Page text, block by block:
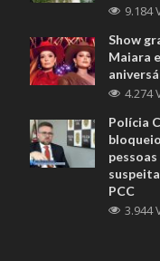
9.184
Show
Maiara
4.274
Polícia
PCC
3.944